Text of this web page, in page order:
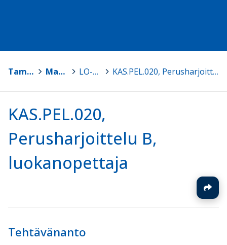
Tampereen yliopisto > Matkakirja - EDU > LO-opiskelijat > KAS.PEL.020, Perusharjoittelu B, luokanopettaja
KAS.PEL.020,
Perusharjoittelu B,
luokanopettaja
Tehtävänanto